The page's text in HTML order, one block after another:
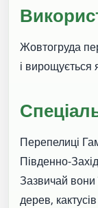
Жовтогруда
і вирощується
Перепелиці
Південно-
Зазвичай вони
дерев,